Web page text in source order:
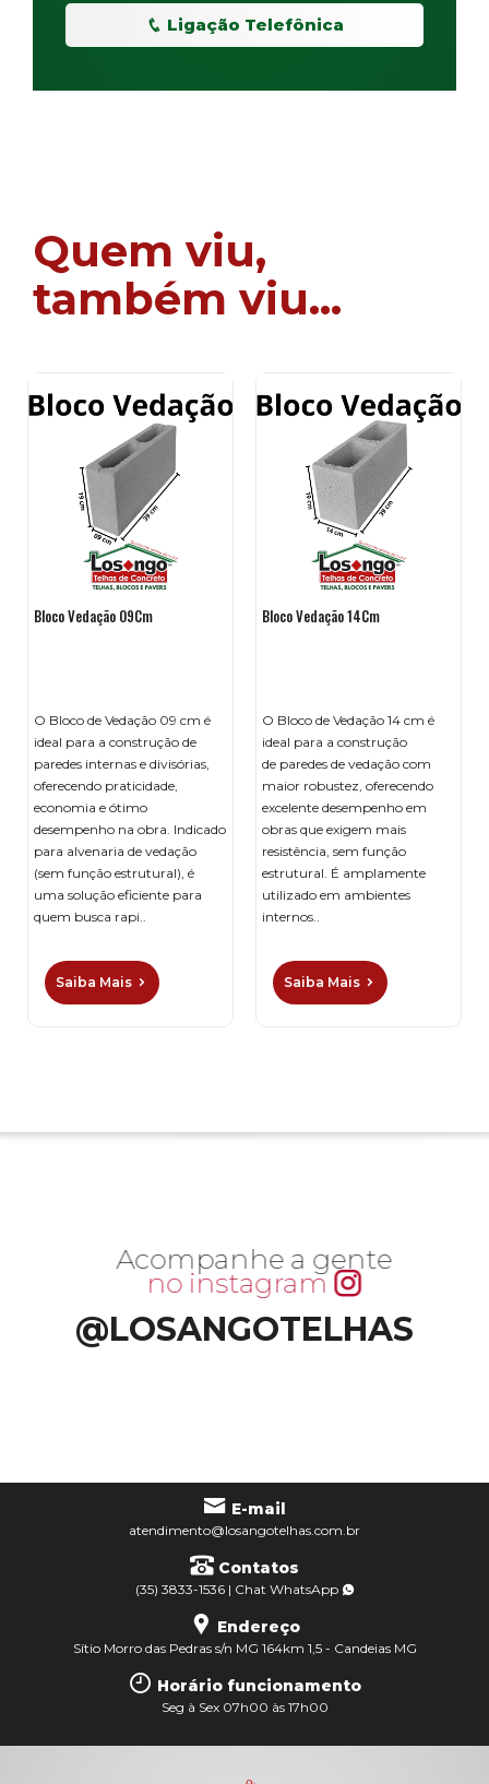
Ligação Telefônica
Quem viu,
também viu...
Bloco Vedação 09Cm
O Bloco de Vedação 09 cm é
ideal para a construção de
paredes internas e divisórias,
oferecendo praticidade,
economia e ótimo
desempenho na obra. Indicado
para alvenaria de vedação
(sem função estrutural), é
uma solução eficiente para
quem busca rapi..
Saiba Mais
Bloco Vedação 14Cm
O Bloco de Vedação 14 cm é
ideal para a construção
de paredes de vedação com
maior robustez, oferecendo
excelente desempenho em
obras que exigem mais
resistência, sem função
estrutural. É amplamente
utilizado em ambientes
internos..
Saiba Mais
Acompanhe a gente
no instagram
@LOSANGOTELHAS
E-mail
atendimento@losangotelhas.com.br
Contatos
(35) 3833-1536 | Chat WhatsApp
Endereço
Sítio Morro das Pedras s/n MG 164km 1,5 - Candeias MG
Horário funcionamento
Seg à Sex 07h00 às 17h00